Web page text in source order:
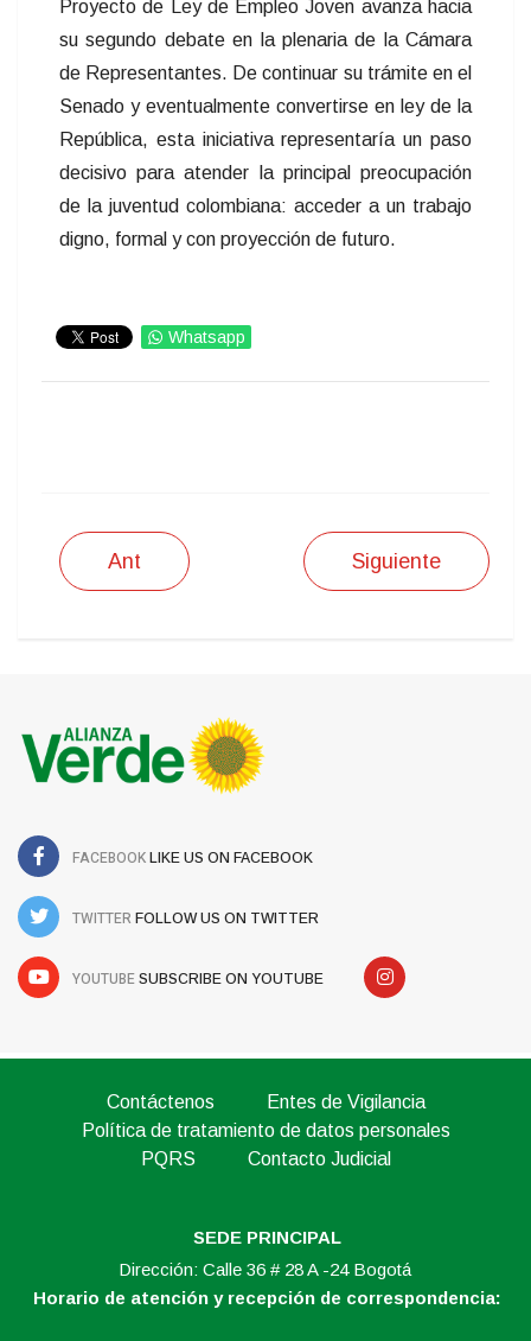
Proyecto de Ley de Empleo Joven avanza hacia
su segundo debate en la plenaria de la Cámara
de Representantes. De continuar su trámite en el
Senado y eventualmente convertirse en ley de la
República, esta iniciativa representaría un paso
decisivo para atender la principal preocupación
de la juventud colombiana: acceder a un trabajo
digno, formal y con proyección de futuro.
Whatsapp
Ant Siguiente
FACEBOOK LIKE US ON FACEBOOK
TWITTER FOLLOW US ON TWITTER
YOUTUBE SUBSCRIBE ON YOUTUBE
Contáctenos
Entes de Vigilancia
Política de tratamiento de datos personales
PQRS
Contacto Judicial
SEDE PRINCIPAL
Dirección: Calle 36 # 28 A -24 Bogotá
Horario de atención y recepción de correspondencia: